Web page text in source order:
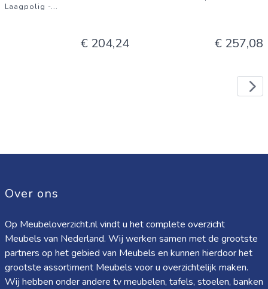
Laagpolig -...
€ 204,24 € 257,08
Over ons
Op Meubeloverzicht.nl vindt u het complete overzicht
Meubels van Nederland. Wij werken samen met de grootste
partners op het gebied van Meubels en kunnen hierdoor het
grootste assortiment Meubels voor u overzichtelijk maken.
Wij hebben onder andere tv meubelen, tafels, stoelen, banken